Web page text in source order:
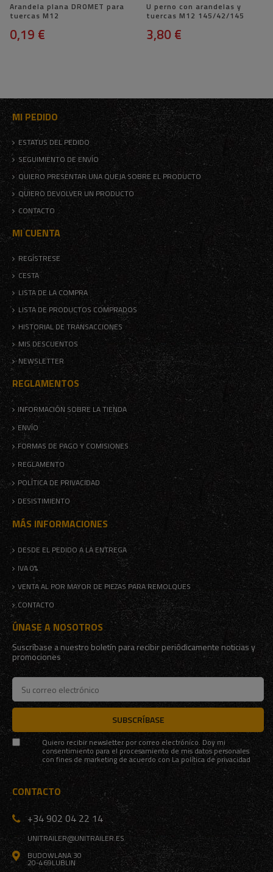
Arandela plana DROMET para
tuercas M12
0,19 €
U perno con arandelas y
tuercas M12 145/42/145
3,80 €
MI PEDIDO
ESTATUS DEL PEDIDO
SEGUIMIENTO DE ENVÍO
QUIERO PRESENTAR UNA QUEJA SOBRE EL PRODUCTO
QUIERO DEVOLVER UN PRODUCTO
CONTACTO
MI CUENTA
REGÍSTRESE
CESTA
LISTA DE LA COMPRA
LISTA DE PRODUCTOS COMPRADOS
HISTORIAL DE TRANSACCIONES
MIS DESCUENTOS
NEWSLETTER
REGLAMENTOS
INFORMACIÓN SOBRE LA TIENDA
ENVÍO
FORMAS DE PAGO Y COMISIONES
REGLAMENTO
POLÍTICA DE PRIVACIDAD
DESISTIMIENTO
MÁS INFORMACIONES
DESDE EL PEDIDO A LA ENTREGA
IVA 0%
VENTA AL POR MAYOR DE PIEZAS PARA REMOLQUES
CONTACTO
ÚNASE A NOSOTROS
Suscríbase a nuestro boletín para recibir periódicamente noticias y
promociones
SUBSCRÍBASE
Quiero recibir newsletter por correo electrónico. Doy mi
consentimiento para el procesamiento de mis datos personales
con fines de marketing de acuerdo conLa política de privacidad
CONTACTO
+34 902 04 22 14
UNITRAILER@UNITRAILER.ES
BUDOWLANA 30
20-469LUBLIN